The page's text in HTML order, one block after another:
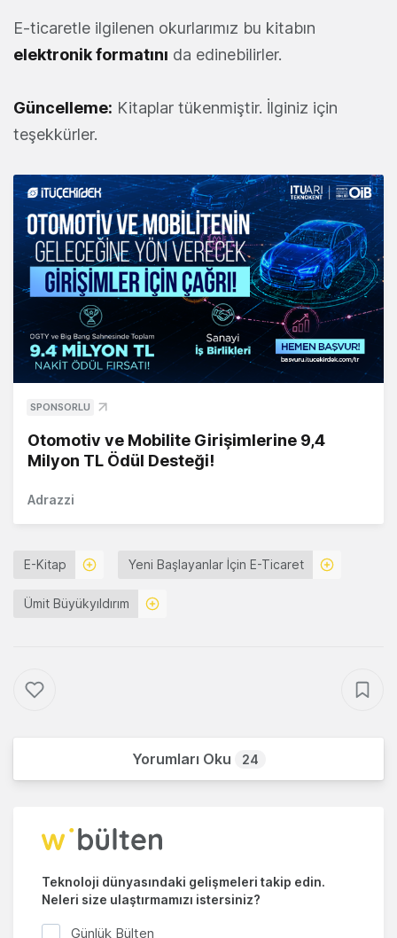
E-ticaretle ilgilenen okurlarımız bu kitabın
elektronik formatını da edinebilirler.
Güncelleme: Kitaplar tükenmiştir. İlginiz için
teşekkürler.
SPONSORLU
Otomotiv ve Mobilite Girişimlerine 9,4
Milyon TL Ödül Desteği!
Adrazzi
E-Kitap Yeni Başlayanlar İçin E-Ticaret
Ümit Büyükyıldırım
Yorumları Oku 24
Teknoloji dünyasındaki gelişmeleri takip edin.
Neleri size ulaştırmamızı istersiniz?
Günlük Bülten